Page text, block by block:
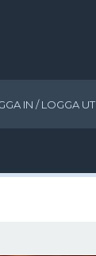
IN / LOGGA UT